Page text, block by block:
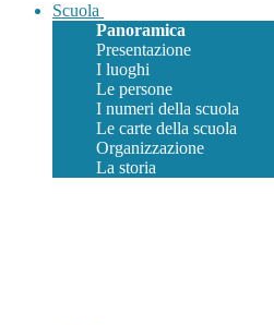
Scuola
Panoramica
Presentazione
I luoghi
Le persone
I numeri della scuola
Le carte della scuola
Organizzazione
La storia